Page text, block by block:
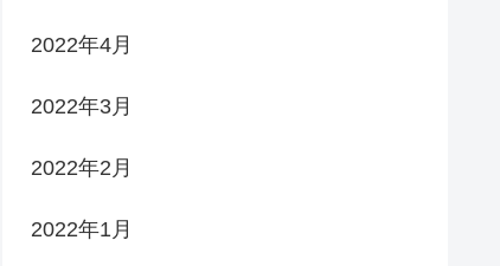
2022年4月
2022年3月
2022年2月
2022年1月